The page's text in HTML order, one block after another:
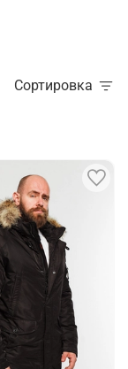
Сортировка